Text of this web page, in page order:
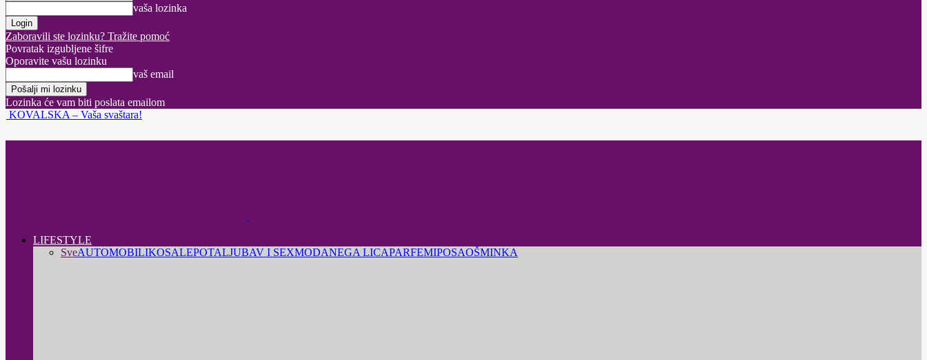
vaša lozinka
Zaboravili ste lozinku? Tražite pomoć
Povratak izgubljene šifre
Oporavite vašu lozinku
vaš email
Lozinka će vam biti poslata emailom
KOVALSKA – Vaša svaštara!
LIFESTYLE
SveAUTOMOBILIKOSALEPOTALJUBAV I SEXMODANEGA LICAPARFEMIPOSAOŠMINKA